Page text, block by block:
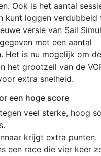
Ook is het aantal
kunt loggen verdubbeld
versie van Sail
met een aantal
Het is nu mogelijk om de
het grootzeil van de
extra snelheid.
een hoge score
veel sterke, hoog
krijgt extra punten.
een race die vier keer